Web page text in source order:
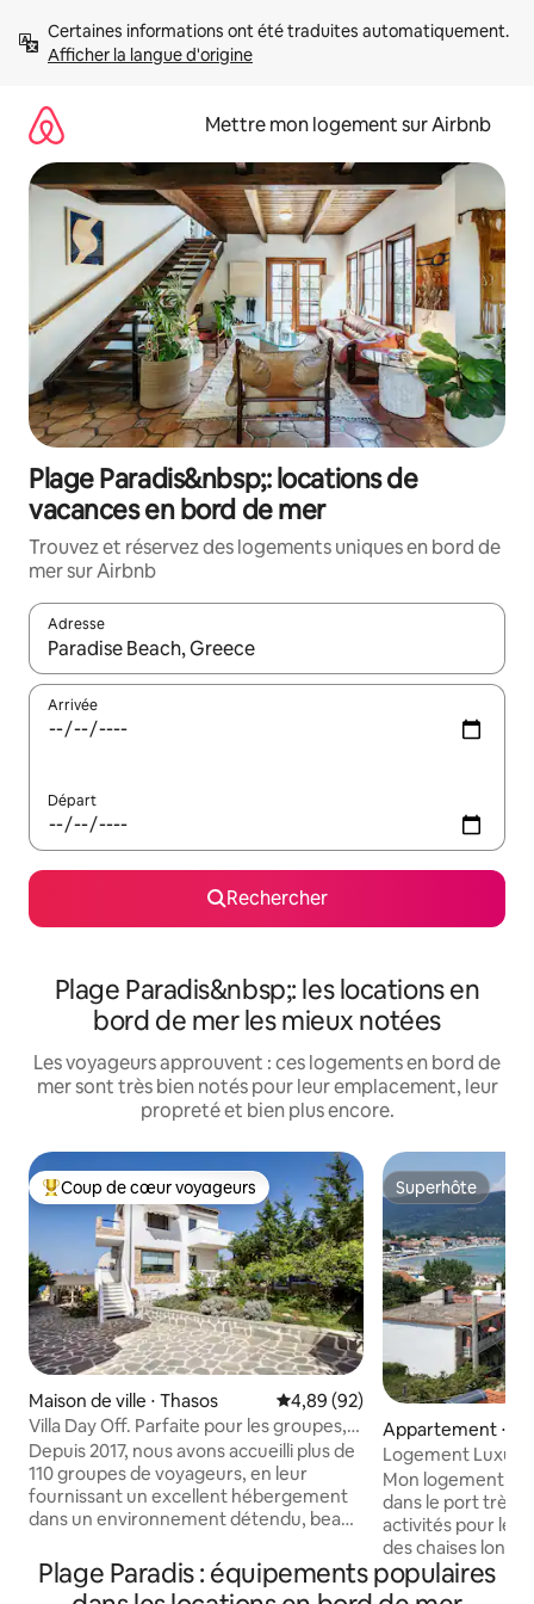
directement
Afficher la langue d'origine
Mettre mon logement sur Airbnb
Plage Paradis&nbsp;: locations de
vacances en bord de mer
Trouvez et réservez des logements uniques en bord de
mer sur Airbnb
Adresse
Lorsque les résultats s'affichent, utilisez les flèches vers le
Arrivée
Départ
Rechercher
Plage Paradis&nbsp;: les locations en
bord de mer les mieux notées
Les voyageurs approuvent : ces logements en bord de
mer sont très bien notés pour leur emplacement, leur
propreté et bien plus encore.
Coups de cœur voyageurs les plus appréciés
Coup de cœur voyageurs
Maison de ville ⋅ Thasos Évaluation moyenne sur la
4,89 (92)
Villa Day Off. Parfaite pour les groupes,
avec un grand jardin et un barbecue.
Depuis 2017, nous avons accueilli plus de
110 groupes de voyageurs, en leur
fournissant un excellent hébergement
dans un environnement détendu, beau,
insulaire traditionnelle construite par
notre famille avec amour, dans le
Superhôte
Superhôte
Appartement ⋅
Logement
Mon logement
dans le port très
activités pour les
des chaises
Raisons pour
mon logement:
Plage Paradis : équipements populaires